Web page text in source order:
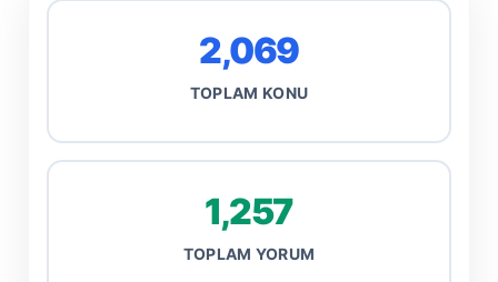
2,069
TOPLAM KONU
1,257
TOPLAM YORUM